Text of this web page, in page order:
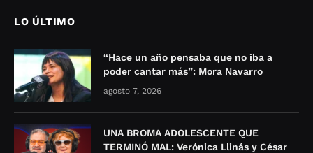
LO ÚLTIMO
“Hace un año pensaba que no iba a
poder cantar más”: Mora Navarro
agosto 7, 2026
UNA BROMA ADOLESCENTE QUE
TERMINÓ MAL: Verónica Llinás y César